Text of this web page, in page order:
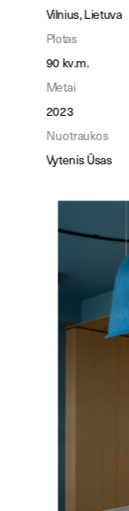
Vilnius, Lietuva
Plotas
90 kv.m.
Metai
2023
Nuotraukos
Vytenis Ūsas